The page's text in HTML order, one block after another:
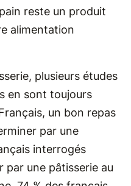
reste un produit
alimentation
plusieurs études
en sont toujours
un bon repas
par une
interrogés
par une pâtisserie au